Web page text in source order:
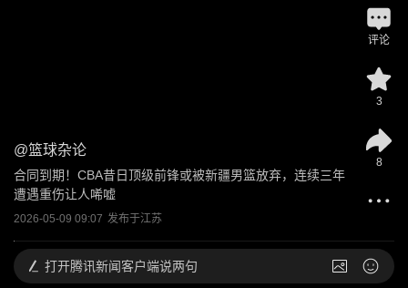
@篮球杂论
合同到期！CBA昔日顶级前锋或被新疆男篮放弃，连续三年
遭遇重伤让人唏嘘
2026-05-09 09:07 发布于江苏
评论
3
8
打开腾讯新闻客户端说两句